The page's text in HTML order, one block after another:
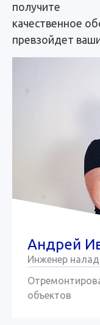
получите
качественное
превзойдет
Андрей
Инженер
объектов